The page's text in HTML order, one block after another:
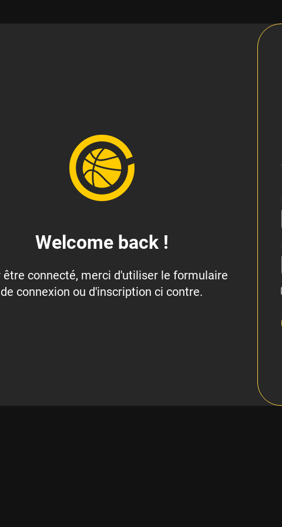
Welcome back !
être connecté, merci d'utiliser le formulaire
de connexion ou d'inscription ci contre.